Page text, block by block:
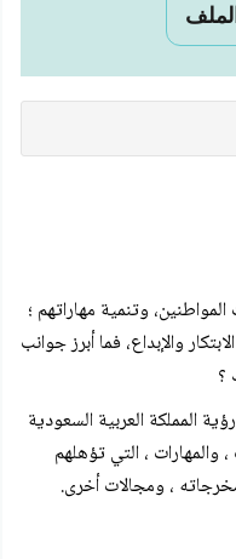
وتنمية مهاراتهم ؛
والإبداع، فما أبرز جوانب
؟
المملكة العربية السعودية
، والمهارات ، التي تؤهلهم
، ومجالات أخرى.